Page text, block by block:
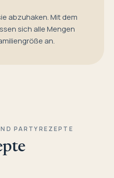
abzuhaken. Mit dem
sich alle Mengen
an.
PARTYREZEPTE